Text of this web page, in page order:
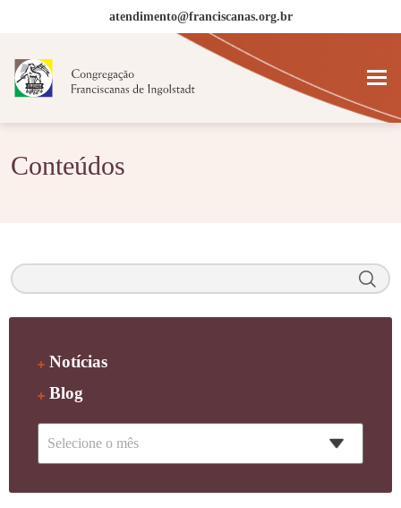
atendimento@franciscanas.org.br
Conteúdos
Notícias
Blog